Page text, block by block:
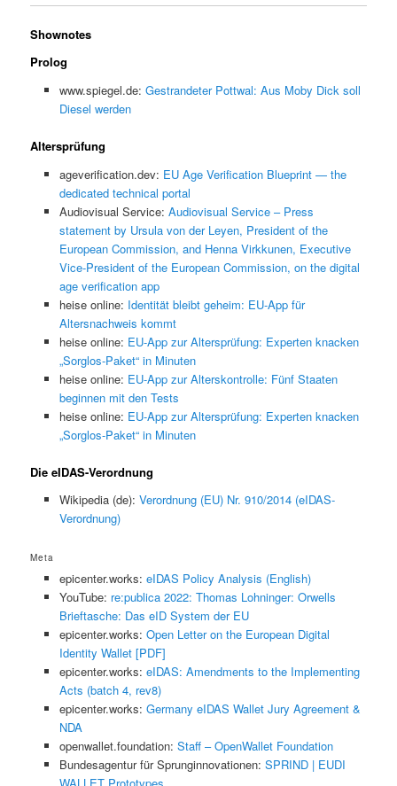
Shownotes
Prolog
www.spiegel.de: Gestrandeter Pottwal: Aus Moby Dick soll
Diesel werden
Altersprüfung
ageverification.dev: EU Age Verification Blueprint — the
dedicated technical portal
Audiovisual Service: Audiovisual Service – Press
statement by Ursula von der Leyen, President of the
European Commission, and Henna Virkkunen, Executive
Vice-President of the European Commission, on the digital
age verification app
heise online: Identität bleibt geheim: EU-App für
Altersnachweis kommt
heise online: EU-App zur Altersprüfung: Experten knacken
„Sorglos-Paket“ in Minuten
heise online: EU-App zur Alterskontrolle: Fünf Staaten
beginnen mit den Tests
heise online: EU-App zur Altersprüfung: Experten knacken
„Sorglos-Paket“ in Minuten
Die eIDAS-Verordnung
Wikipedia (de): Verordnung (EU) Nr. 910/2014 (eIDAS-
Verordnung)
Meta
epicenter.works: eIDAS Policy Analysis (English)
YouTube: re:publica 2022: Thomas Lohninger: Orwells
Brieftasche: Das eID System der EU
epicenter.works: Open Letter on the European Digital
Identity Wallet [PDF]
epicenter.works: eIDAS: Amendments to the Implementing
Acts (batch 4, rev8)
epicenter.works: Germany eIDAS Wallet Jury Agreement &
NDA
openwallet.foundation: Staff – OpenWallet Foundation
Bundesagentur für Sprunginnovationen: SPRIND | EUDI